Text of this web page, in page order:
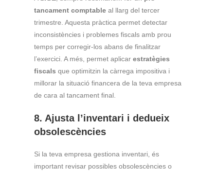
tancament comptable al llarg del tercer
trimestre. Aquesta pràctica permet detectar
inconsistències i problemes fiscals amb prou
temps per corregir-los abans de finalitzar
l’exercici. A més, permet aplicar estratègies
fiscals que optimitzin la càrrega impositiva i
millorar la situació financera de la teva empresa
de cara al tancament final.
8. Ajusta l’inventari i dedueix
obsolescències
Si la teva empresa gestiona inventari, és
important revisar possibles obsolescències o